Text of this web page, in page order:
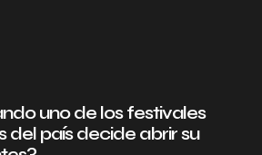
uno de los festivales
del país decide abrir su